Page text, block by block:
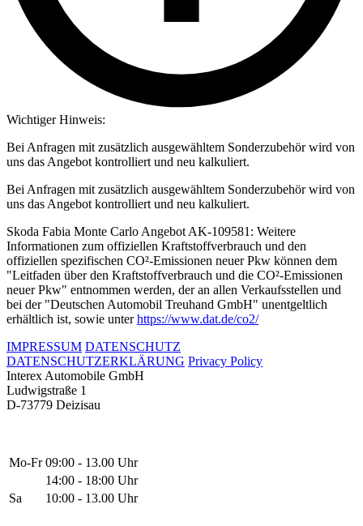
Wichtiger Hinweis:
Bei Anfragen mit zusätzlich ausgewähltem Sonderzubehör wird von
uns das Angebot kontrolliert und neu kalkuliert.
Bei Anfragen mit zusätzlich ausgewähltem Sonderzubehör wird von
uns das Angebot kontrolliert und neu kalkuliert.
Skoda Fabia Monte Carlo Angebot AK-109581: Weitere
Informationen zum offiziellen Kraftstoffverbrauch und den
offiziellen spezifischen CO²-Emissionen neuer Pkw können dem
"Leitfaden über den Kraftstoffverbrauch und die CO²-Emissionen
neuer Pkw" entnommen werden, der an allen Verkaufsstellen und
bei der "Deutschen Automobil Treuhand GmbH" unentgeltlich
erhältlich ist, sowie unterhttps://www.dat.de/co2/
IMPRESSUM DATENSCHUTZ
DATENSCHUTZERKLÄRUNG Privacy Policy
Interex Automobile GmbH
Ludwigstraße 1
D-73779 Deizisau
Mo-Fr 09:00 - 13.00 Uhr
14:00 - 18:00 Uhr
Sa
10:00 - 13.00 Uhr